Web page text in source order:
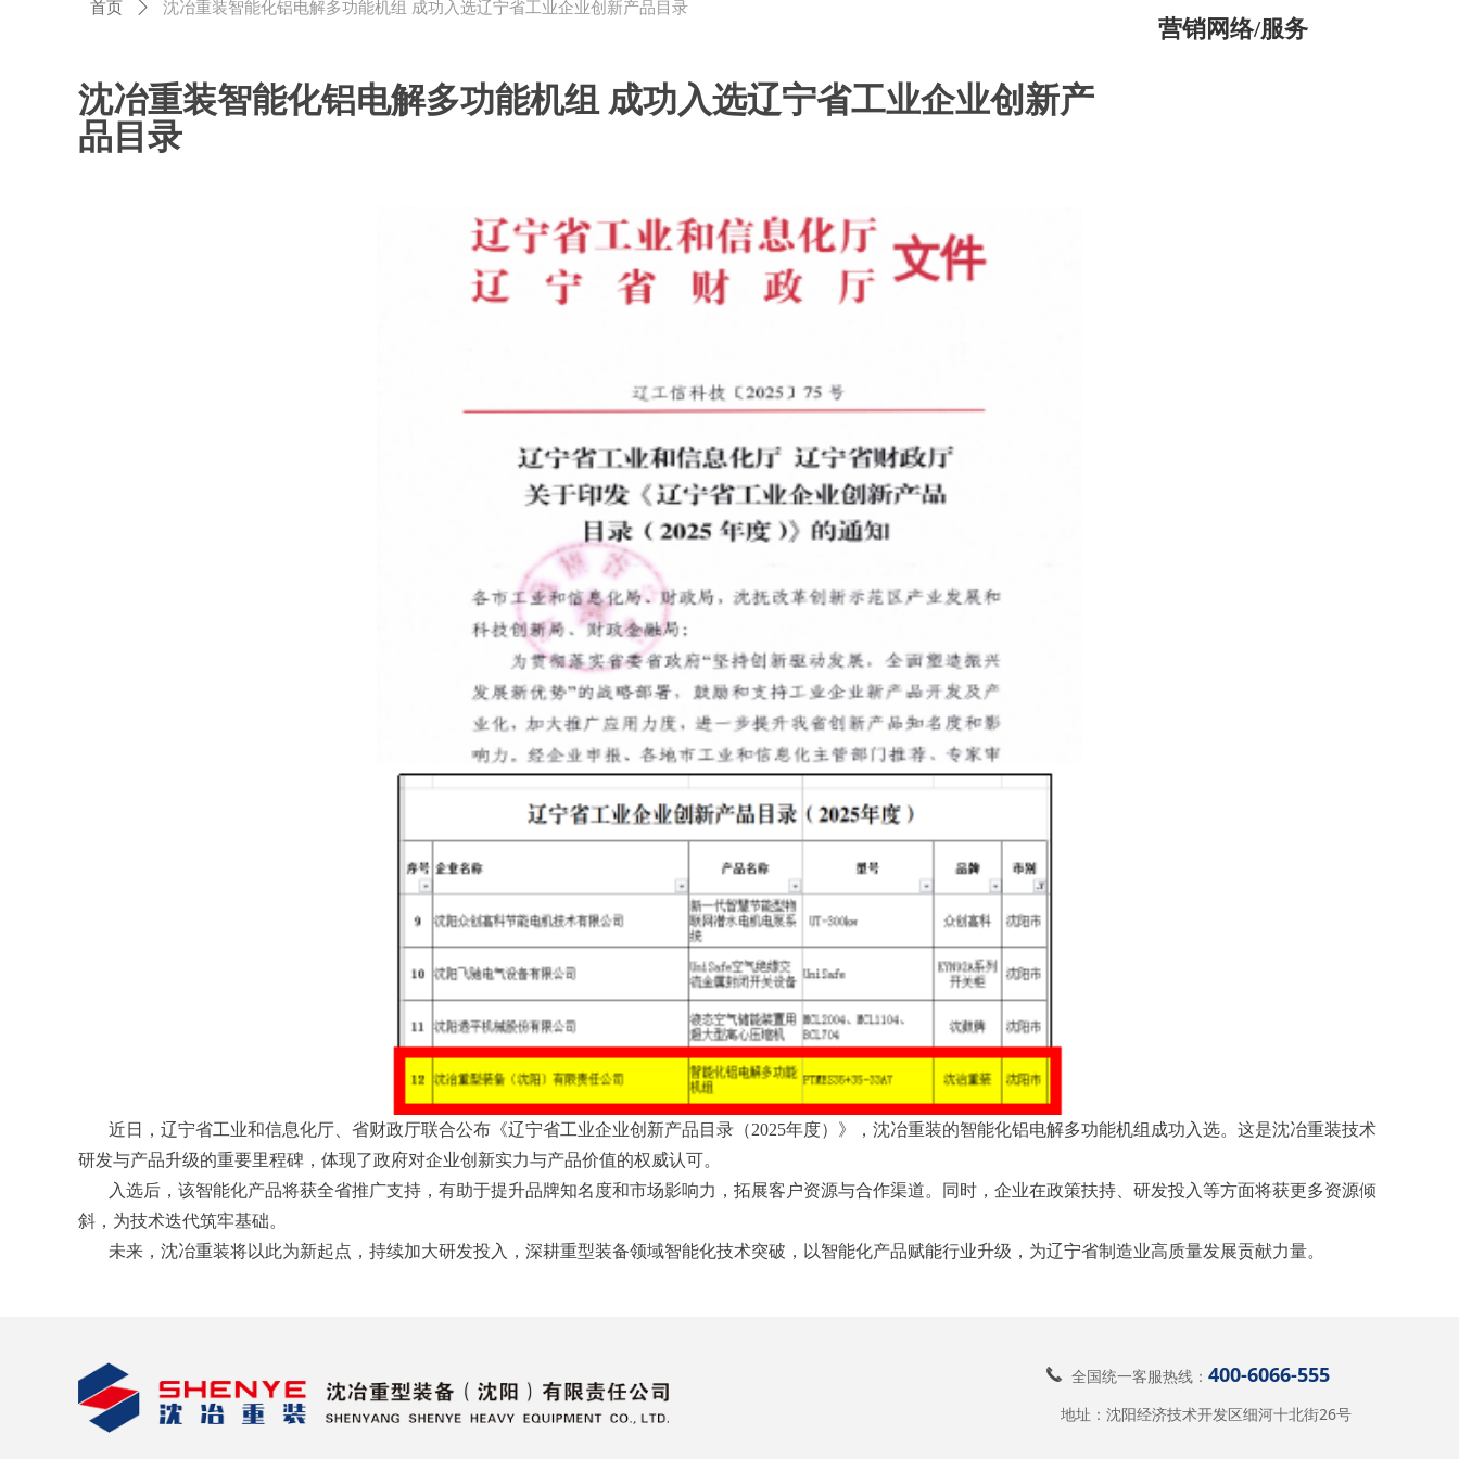
首页 ꄲ 沈冶重装智能化铝电解多功能机组 成功入选辽宁省工业企业创新产品目录
沈冶重装智能化铝电解多功能机组 成功入选辽宁省工业企业创新产
品目录
近日，辽宁省工业和信息化厅、省财政厅联合公布《辽宁省工业企业创新产品目录（2025年度）》，沈冶重装的智能化铝电解多功能机组成功入选。这是沈冶重装技术
研发与产品升级的重要里程碑，体现了政府对企业创新实力与产品价值的权威认可。
入选后，该智能化产品将获全省推广支持，有助于提升品牌知名度和市场影响力，拓展客户资源与合作渠道。同时，企业在政策扶持、研发投入等方面将获更多资源倾
斜，为技术迭代筑牢基础。
未来，沈冶重装将以此为新起点，持续加大研发投入，深耕重型装备领域智能化技术突破，以智能化产品赋能行业升级，为辽宁省制造业高质量发展贡献力量。
营销网络/服务
끅 全国统一客服热线： 400-6066-555
地址：沈阳经济技术开发区细河十北街26号